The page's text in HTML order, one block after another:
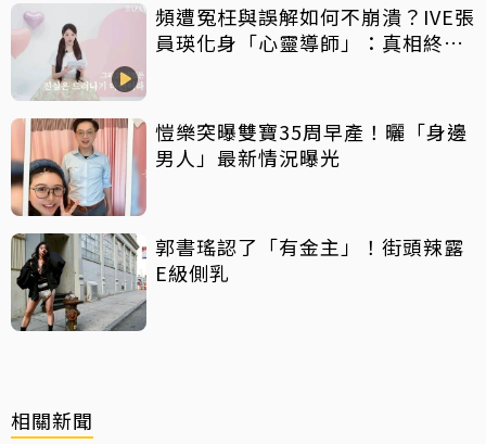
頻遭冤枉與誤解如何不崩潰？IVE張
員瑛化身「心靈導師」：真相終會
愷樂突曝雙寶35周早產！曬「身邊
男人」最新情況曝光
郭書瑤認了「有金主」！街頭辣露
E級側乳
相關新聞